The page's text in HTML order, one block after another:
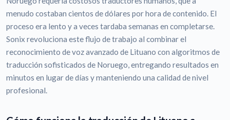
menudo costaban cientos de dólares por hora de contenido. El
proceso era lento y a veces tardaba semanas en completarse.
Sonix revoluciona este flujo de trabajo al combinar el
reconocimiento de voz avanzado de Lituano con algoritmos de
traducción sofisticados de Noruego, entregando resultados en
minutos en lugar de días y manteniendo una calidad de nivel
profesional.